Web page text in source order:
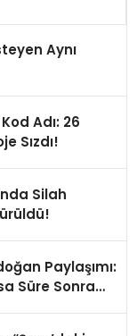
Aynı
Adı: 26
Sızdı!
Silah
Paylaşımı:
Süre Sonra